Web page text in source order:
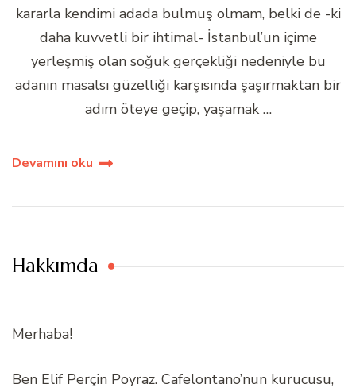
kararla kendimi adada bulmuş olmam, belki de -ki
daha kuvvetli bir ihtimal- İstanbul’un içime
yerleşmiş olan soğuk gerçekliği nedeniyle bu
adanın masalsı güzelliği karşısında şaşırmaktan bir
adım öteye geçip, yaşamak …
Devamını oku
Hakkımda
Merhaba!
Ben Elif Perçin Poyraz. Cafelontano’nun kurucusu,